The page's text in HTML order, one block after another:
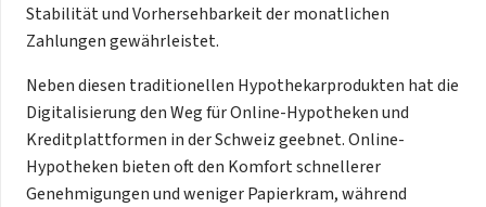
Stabilität und Vorhersehbarkeit der monatlichen
Zahlungen gewährleistet.
Neben diesen traditionellen Hypothekarprodukten hat die
Digitalisierung den Weg für Online-Hypotheken und
Kreditplattformen in der Schweiz geebnet. Online-
Hypotheken bieten oft den Komfort schnellerer
Genehmigungen und weniger Papierkram, während